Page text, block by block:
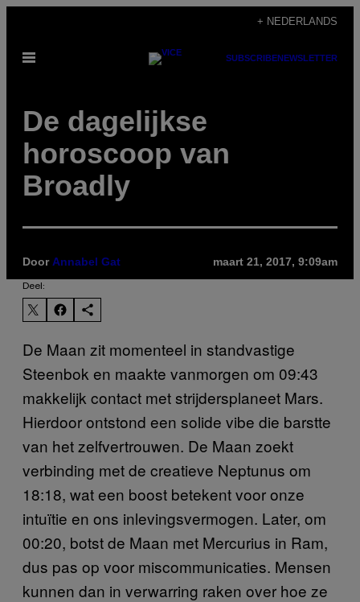
de
+ NEDERLANDS
Open
SUBSCRIBENEWSLETTER
De dagelijkse
horoscoop van
Broadly
Door Annabel Gat maart 21, 2017, 9:09am
Deel:
De Maan zit momenteel in standvastige
Steenbok en maakte vanmorgen om 09:43
makkelijk contact met strijdersplaneet Mars.
Hierdoor ontstond een solide vibe die barstte
van het zelfvertrouwen. De Maan zoekt
verbinding met de creatieve Neptunus om
18:18, wat een boost betekent voor onze
intuïtie en ons inlevingsvermogen. Later, om
00:20, botst de Maan met Mercurius in Ram,
dus pas op voor miscommunicaties. Mensen
kunnen dan in verwarring raken over hoe ze